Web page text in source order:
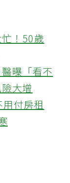
！50歲
曝「看不
大增
付房租